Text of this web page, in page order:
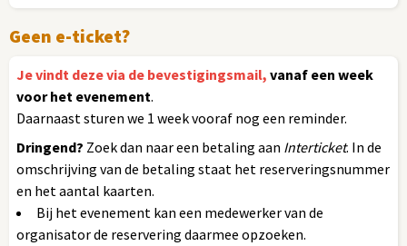
Geen e-ticket?
Je vindt deze via de bevestigingsmail, vanaf een week
voor het evenement.
Daarnaast sturen we 1 week vooraf nog een reminder.
Dringend? Zoek dan naar een betaling aan Interticket. In de
omschrijving van de betaling staat het reserveringsnummer
en het aantal kaarten.
Bij het evenement kan een medewerker van de
organisator de reservering daarmee opzoeken.